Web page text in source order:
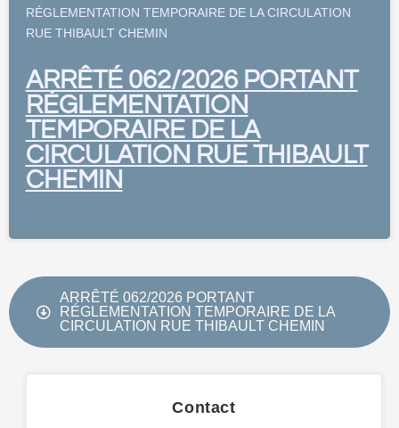
RÉGLEMENTATION TEMPORAIRE DE LA CIRCULATION
RUE THIBAULT CHEMIN
ARRÊTÉ 062/2026 PORTANT
RÉGLEMENTATION
TEMPORAIRE DE LA
CIRCULATION RUE THIBAULT
CHEMIN
Contact
ARRÊTÉ 062/2026 PORTANT
RÉGLEMENTATION TEMPORAIRE DE LA
CIRCULATION RUE THIBAULT CHEMIN